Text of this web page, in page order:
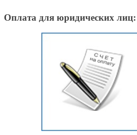
Оплата для юридических лиц: